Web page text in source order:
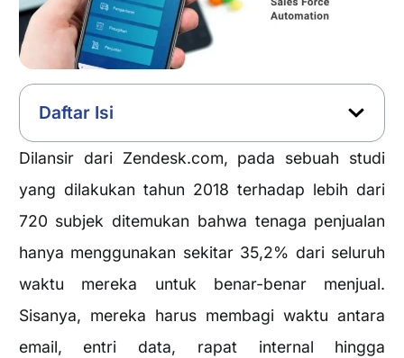
Daftar Isi
Dilansir dari Zendesk.com, pada sebuah studi
yang dilakukan tahun 2018 terhadap lebih dari
720 subjek ditemukan bahwa tenaga penjualan
hanya menggunakan sekitar 35,2% dari seluruh
waktu mereka untuk benar-benar menjual.
Sisanya, mereka harus membagi waktu antara
email, entri data, rapat internal hingga